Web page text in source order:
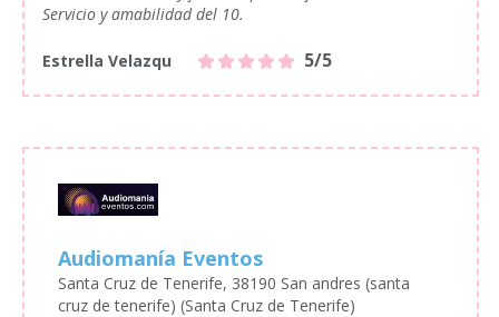
Servicio y amabilidad del 10.
Estrella Velazqu 5/5
Audiomanía Eventos
Santa Cruz de Tenerife, 38190 San andres (santa
cruz de tenerife) (Santa Cruz de Tenerife)